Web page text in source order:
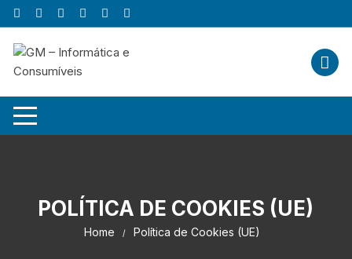
Skip
to
content
POLÍTICA DE COOKIES (UE)
Home Política de Cookies (UE)